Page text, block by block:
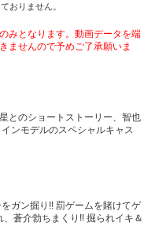
おりません。
みとなります。動画データを端
ませんので予めご了承願いま
とのショートストーリー、智也
ンモデルのスペシャルキャス
ガン掘り!! 罰ゲームを賭けてゲ
蒼介勃ちまくり!! 掘られイキ＆